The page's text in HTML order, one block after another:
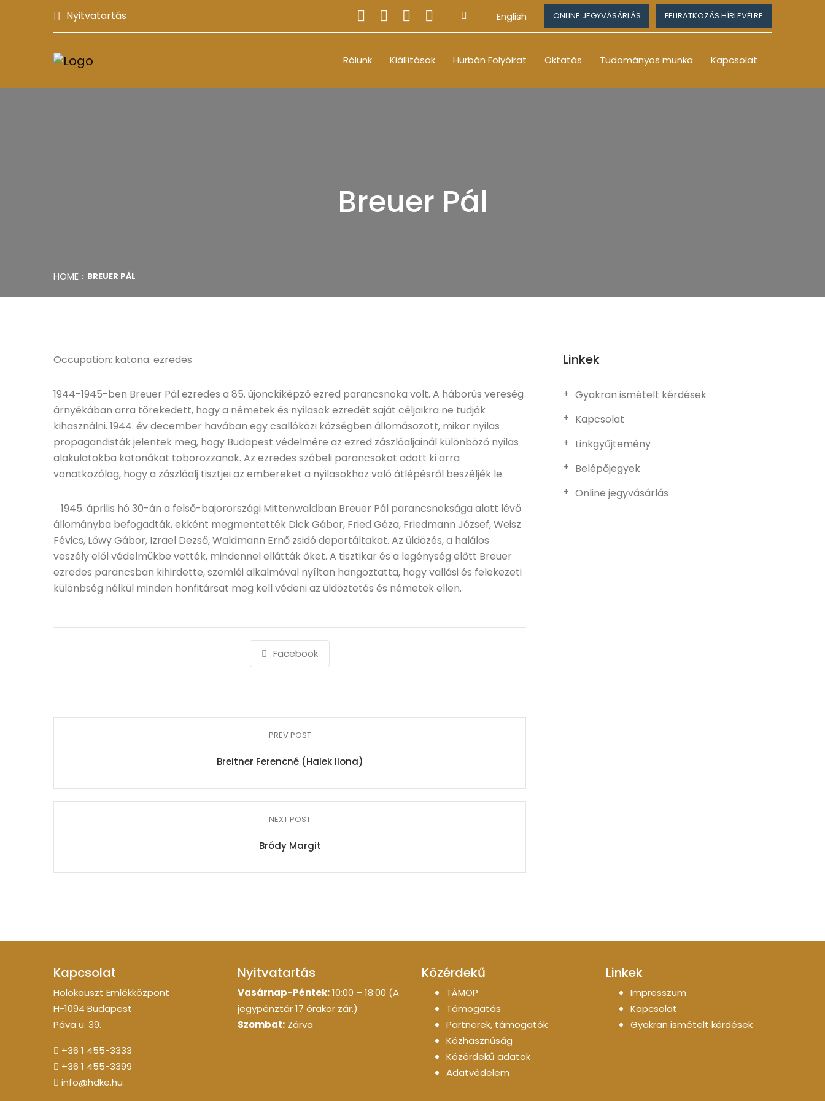
Nyitvatartás English ONLINE JEGYVÁSÁRLÁS FELIRATKOZÁS HÍRLEVÉLRE
Rólunk Kiállítások Hurbán Folyóirat Oktatás Tudományos munka Kapcsolat
Breuer Pál
HOME BREUER PÁL
Occupation: katona: ezredes
1944-1945-ben Breuer Pál ezredes a 85. újonckiképző ezred parancsnoka volt. A háborús vereség
árnyékában arra törekedett, hogy a németek és nyilasok ezredét saját céljaikra ne tudják
kihasználni. 1944. év december havában egy csallóközi községben állomásozott, mikor nyilas
propagandisták jelentek meg, hogy Budapest védelmére az ezred zászlóaljainál különböző nyilas
alakulatokba katonákat toborozzanak. Az ezredes szóbeli parancsokat adott ki arra
vonatkozólag, hogy a zászlóalj tisztjei az embereket a nyilasokhoz való átlépésről beszéljék le.
1945. április hó 30-án a felső-bajorországi Mittenwaldban Breuer Pál parancsnoksága alatt lévő
állományba befogadták, ekként megmentették Dick Gábor, Fried Géza, Friedmann József, Weisz
Févics, Lőwy Gábor, Izrael Dezső, Waldmann Ernő zsidó deportáltakat. Az üldözés, a halálos
veszély elől védelmükbe vették, mindennel ellátták őket. A tisztikar és a legénység előtt Breuer
ezredes parancsban kihirdette, szemléi alkalmával nyíltan hangoztatta, hogy vallási és felekezeti
különbség nélkül minden honfitársat meg kell védeni az üldöztetés és németek ellen.
Facebook
PREV POST
Breitner Ferencné (Halek Ilona)
NEXT POST
Bródy Margit
Linkek
Gyakran ismételt kérdések
Kapcsolat
Linkgyűjtemény
Belépőjegyek
Online jegyvásárlás
Kapcsolat
Holokauszt Emlékközpont
H-1094 Budapest
Páva u. 39.
+36 1 455-3333
+36 1 455-3399
info@hdke.hu
Nyitvatartás
Vasárnap-Péntek:10:00 – 18:00 (A
jegypénztár 17 órakor zár.)
Szombat: Zárva
Közérdekű
TÁMOP
Támogatás
Partnerek, támogatók
Közhasznúság
Közérdekű adatok
Adatvédelem
Linkek
Impresszum
Kapcsolat
Gyakran ismételt kérdések